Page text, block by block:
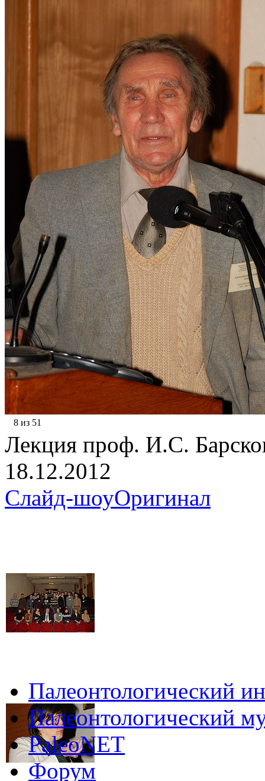
8 из 51
Лекция проф. И.С.
18.12.2012
Слайд-шоуОригинал
Палеонтологический
Палеонтологический
PaleoNET
Форум